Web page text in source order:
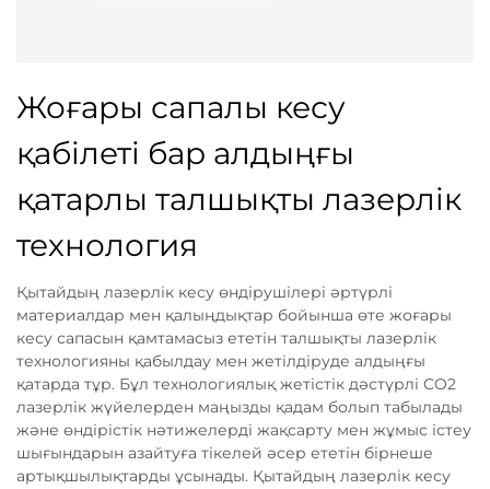
Жоғары сапалы кесу
қабілеті бар алдыңғы
қатарлы талшықты лазерлік
технология
Қытайдың лазерлік кесу өндірушілері әртүрлі
материалдар мен қалыңдықтар бойынша өте жоғары
кесу сапасын қамтамасыз ететін талшықты лазерлік
технологияны қабылдау мен жетілдіруде алдыңғы
қатарда тұр. Бұл технологиялық жетістік дәстүрлі CO2
лазерлік жүйелерден маңызды қадам болып табылады
және өндірістік нәтижелерді жақсарту мен жұмыс істеу
шығындарын азайтуға тікелей әсер ететін бірнеше
артықшылықтарды ұсынады. Қытайдың лазерлік кесу